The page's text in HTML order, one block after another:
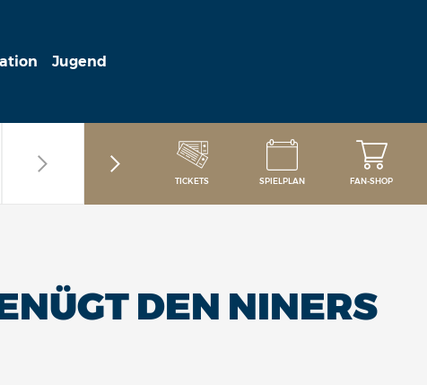
Jugend
TICKETS SPIELPLAN FAN-SHOP
DEN NINERS